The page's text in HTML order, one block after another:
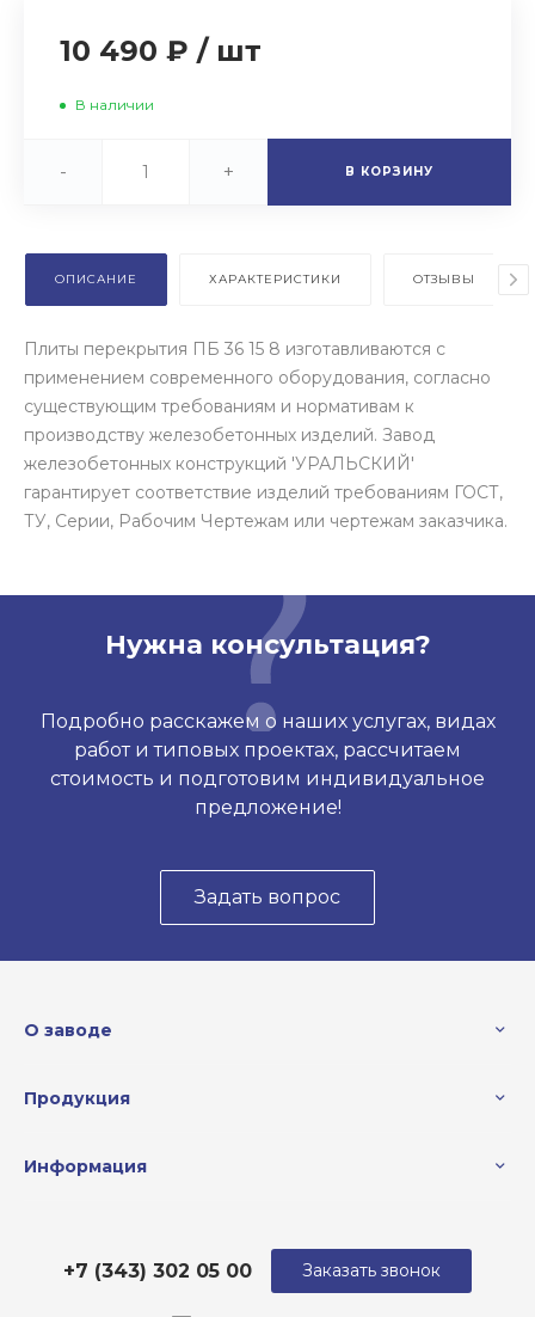
10 490 ₽ / шт
В наличии
- + В КОРЗИНУ
ОПИСАНИЕ ХАРАКТЕРИСТИКИ ОТЗЫВЫ
Плиты перекрытия ПБ 36 15 8 изготавливаются с
применением современного оборудования, согласно
существующим требованиям и нормативам к
производству железобетонных изделий. Завод
железобетонных конструкций 'УРАЛЬСКИЙ'
гарантирует соответствие изделий требованиям ГОСТ,
ТУ, Серии, Рабочим Чертежам или чертежам заказчика.
Нужна консультация?
Подробно расскажем о наших услугах, видах
работ и типовых проектах, рассчитаем
стоимость и подготовим индивидуальное
предложение!
Задать вопрос
О заводе
Продукция
Информация
+7 (343) 302 05 00 Заказать звонок